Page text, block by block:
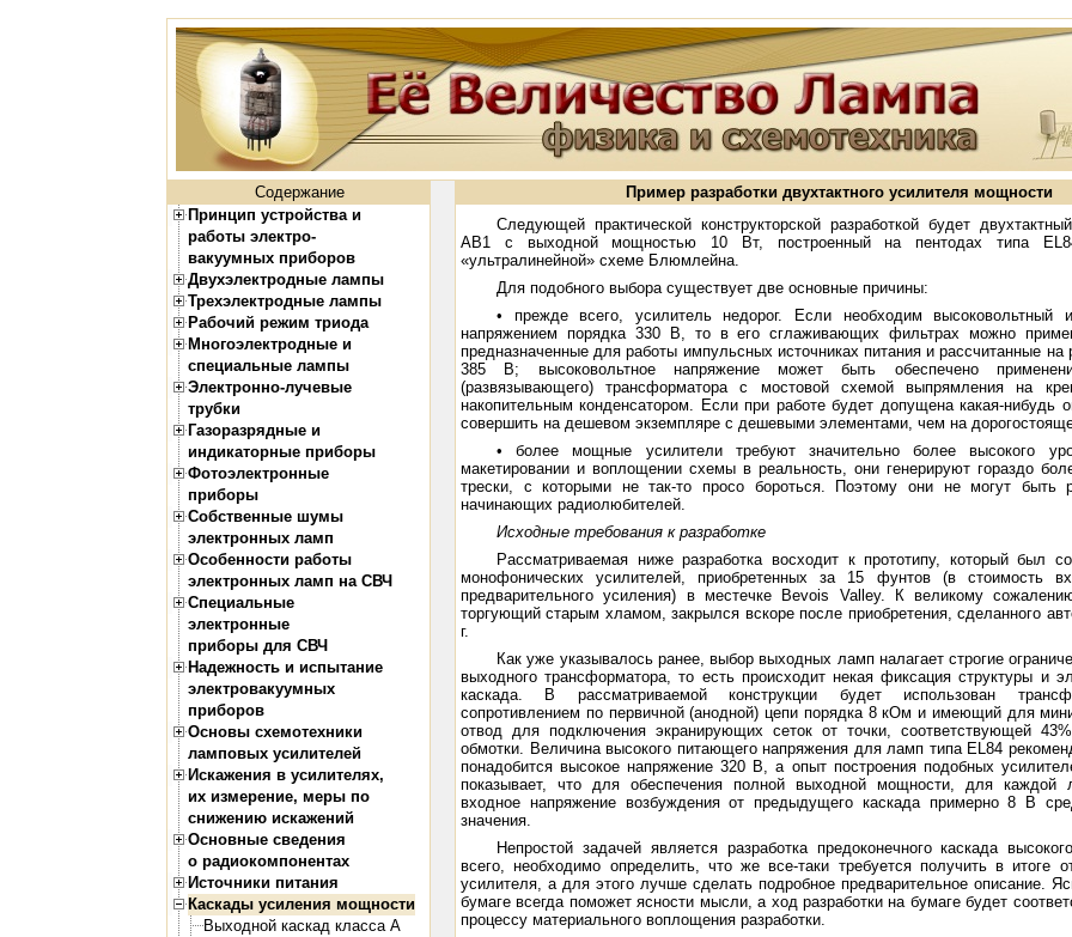
Содержание
Принцип устройства и
работы электро-
вакуумных приборов
Двухэлектродные лампы
Трехэлектродные лампы
Рабочий режим триода
Многоэлектродные и
специальные лампы
Электронно-лучевые
трубки
Газоразрядные и
индикаторные приборы
Фотоэлектронные
приборы
Собственные шумы
электронных ламп
Особенности работы
электронных ламп на СВЧ
Специальные
электронные
приборы для СВЧ
Надежность и испытание
электровакуумных
приборов
Основы схемотехники
ламповых усилителей
Искажения в усилителях,
их измерение, меры по
снижению искажений
Основные сведения
о радиокомпонентах
Источники питания
Каскады усиления мощности
Выходной каскад класса А
Пример разработки двухтактного усилителя мощности
Следующей практической конструкторской разработкой будет
АВ1 с выходной мощностью 10 Вт, построенный на пентодах типа
«ультралинейной» схеме Блюмлейна.
Для подобного выбора существует две основные причины:
• прежде всего, усилитель недорог. Если необходим высоковольтный
напряжением порядка 330 В, то в его сглаживающих фильтрах можно
предназначенные для работы импульсных источниках питания и рассчитанные на
385 В; высоковольтное напряжение может быть обеспечено
(развязывающего) трансформатора с мостовой схемой выпрямления на
накопительным конденсатором. Если при работе будет допущена какая-нибудь
совершить на дешевом экземпляре с дешевыми элементами, чем на
• более мощные усилители требуют значительно более высокого
макетировании и воплощении схемы в реальность, они генерируют гораздо
трески, с которыми не так-то просо бороться. Поэтому они не могут быть
начинающих радиолюбителей.
Исходные требования к разработке
Рассматриваемая ниже разработка восходит к прототипу, который был
монофонических усилителей, приобретенных за 15 фунтов (в стоимость
предварительного усиления) в местечке Bevois Valley. К великому
торгующий старым хламом, закрылся вскоре после приобретения, сделанного
г.
Как уже указывалось ранее, выбор выходных ламп налагает строгие
выходного трансформатора, то есть происходит некая фиксация структуры и
каскада. В рассматриваемой конструкции будет использован
сопротивлением по первичной (анодной) цепи порядка 8 кОм и имеющий для
отвод для подключения экранирующих сеток от точки, соответствующей
обмотки. Величина высокого питающего напряжения для ламп типа EL84
понадобится высокое напряжение 320 В, а опыт построения подобных
показывает, что для обеспечения полной выходной мощности, для каждой
входное напряжение возбуждения от предыдущего каскада примерно 8 В
значения.
Непростой задачей является разработка предоконечного каскада
всего, необходимо определить, что же все-таки требуется получить в итоге
усилителя, а для этого лучше сделать подробное предварительное описание.
бумаге всегда поможет ясности мысли, а ход разработки на бумаге будет
процессу материального воплощения разработки.